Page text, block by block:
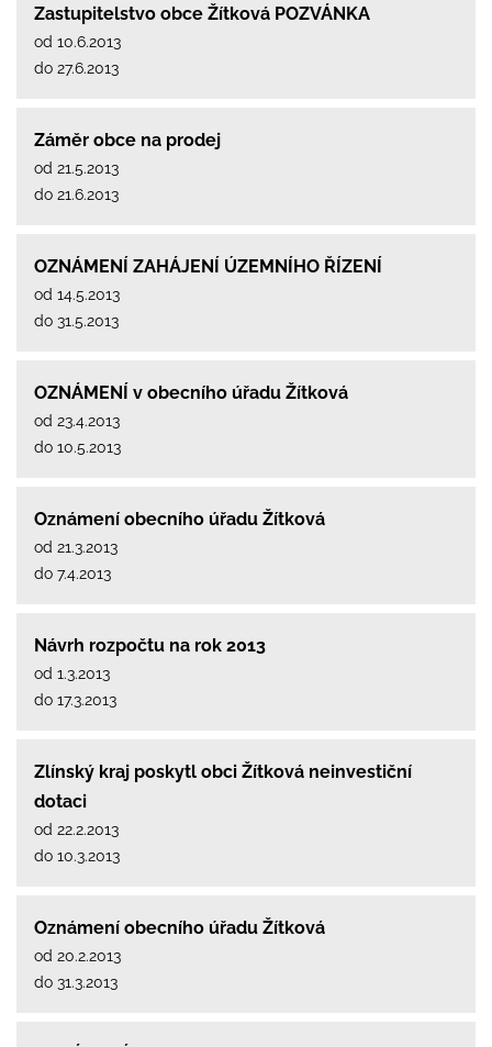
Zastupitelstvo obce Žítková POZVÁNKA
od 10.6.2013
do 27.6.2013
Záměr obce na prodej
od 21.5.2013
do 21.6.2013
OZNÁMENÍ ZAHÁJENÍ ÚZEMNÍHO ŘÍZENÍ
od 14.5.2013
do 31.5.2013
OZNÁMENÍ v obecního úřadu Žítková
od 23.4.2013
do 10.5.2013
Oznámení obecního úřadu Žítková
od 21.3.2013
do 7.4.2013
Návrh rozpočtu na rok 2013
od 1.3.2013
do 17.3.2013
Zlínský kraj poskytl obci Žítková neinvestiční
dotaci
od 22.2.2013
do 10.3.2013
Oznámení obecního úřadu Žítková
od 20.2.2013
do 31.3.2013